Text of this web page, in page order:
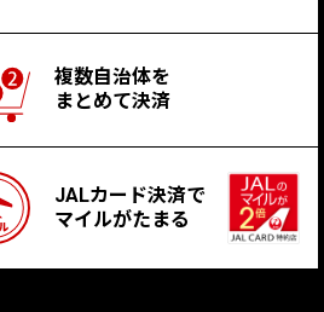
複数自治体を
まとめて決済
JALカード決済で
マイルがたまる